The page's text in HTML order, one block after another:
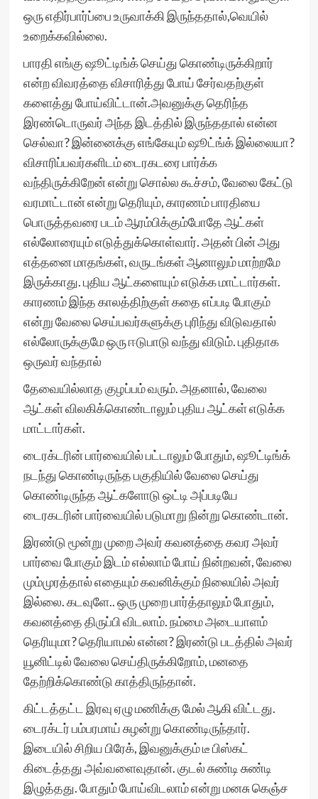
ஒரு எதிர்பார்ப்பை உருவாக்கி இருந்ததால்,வெயில்
உறைக்கவில்லை.
பாரதி எங்கு ஷூட்டிங்க் செய்து கொண்டிருக்கிறார்
என்ற விவரத்தை விசாரித்து போய் சேர்வதற்குள்
களைத்து போய்விட்டான்.அவனுக்கு தெரிந்த
இரண்டொருவர் அந்த இடத்தில் இருந்ததால் என்ன
செல்வா? இன்னைக்கு எங்கேயும் ஷூட்ங்க் இல்லையா?
விசாரிப்பவர்களிடம் டைரகடரை பார்க்க
வந்திருக்கிறேன் என்று சொல்ல கூச்சம், வேலை கேட்டு
வரமாட்டான் என்று தெரியும், காரணம் பாரதியை
பொருத்தவரை படம் ஆரம்பிக்கும்போதே ஆட்கள்
எல்லோரையும் எடுத்துக்கொள்வார். அதன் பின் அது
எத்தனை மாதங்கள், வருடங்கள் ஆனாலும் மாற்றமே
இருக்காது. புதிய ஆட்களையும் எடுக்க மாட்டார்கள்.
காரணம் இந்த காலத்திற்குள் கதை எப்படி போகும்
என்று வேலை செய்பவர்களுக்கு புரிந்து விடுவதால்
எல்லோருக்குமே ஒரு ஈடுபாடு வந்து விடும். புதிதாக
ஒருவர் வந்தால்
தேவையில்லாத குழப்பம் வரும். அதனால், வேலை
ஆட்கள் விலகிக்கொண்டாலும் புதிய ஆட்கள் எடுக்க
மாட்டார்கள்.
டைரக்டரின் பார்வையில் பட்டாலும் போதும், ஷூட்டிங்க்
நடந்து கொண்டிருந்த பகுதியில் வேலை செய்து
கொண்டிருந்த ஆட்களோடு ஒட்டி அப்படியே
டைரகடரின் பார்வையில் படுமாறு நின்று கொண்டான்.
இரண்டு மூன்று முறை அவர் கவனத்தை கவர அவர்
பார்வை போகும் இடம் எல்லாம் போய் நின்றவன், வேலை
மும்முரத்தால் எதையும் கவனிக்கும் நிலையில் அவர்
இல்லை. கடவுளே.. ஒரு முறை பார்த்தாலும் போதும்,
கவனத்தை திருப்பி விடலாம். நம்மை அடையாளம்
தெரியுமா? தெரியாமல் என்ன? இரண்டு படத்தில் அவர்
யூனிட்டில் வேலை செய்திருக்கிறோம், மனதை
தேற்றிக்கொண்டு காத்திருந்தான்.
கிட்டத்தட்ட இரவு ஏழு மணிக்கு மேல் ஆகி விட்டது.
டைரக்டர் பம்பரமாய் சுழன்று கொண்டிருந்தார்.
இடையில் சிறிய பிரேக், இவனுக்கும் டீ பிஸ்கட்
கிடைத்தது அவ்வளைவுதான். குடல் சுண்டி சுண்டி
இழுத்தது. போதும் போய்விடலாம் என்று மனசு கெஞ்ச